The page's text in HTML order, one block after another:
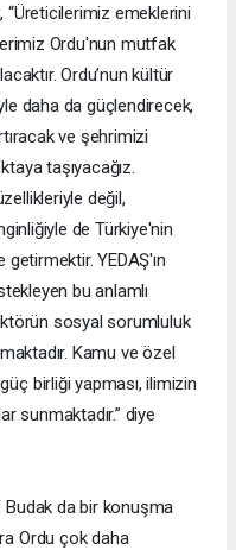
“Üreticilerimiz emeklerini
Ordu'nun mutfak
Ordu’nun kültür
daha da güçlendirecek,
ve şehrimizi
taşıyacağız.
değil,
de Türkiye'nin
YEDAŞ'ın
bu anlamlı
sosyal sorumluluk
Kamu ve özel
birliği yapması, ilimizin
sunmaktadır.” diye
Budak da bir konuşma
Ordu çok daha